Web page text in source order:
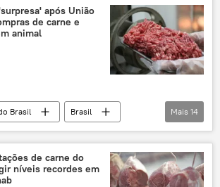
agricultura
recorde
exportações
após União
de carne e
animal
Brasil
Brasil
Europa
exportações brasileiras
Mais 14
de carne do
níveis recordes em